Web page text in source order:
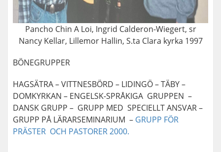
Pancho Chin A Loi, Ingrid Calderon-Wiegert, sr
Nancy Kellar, Lillemor Hallin, S.ta Clara kyrka 1997
BÖNEGRUPPER
HAGSÄTRA – VITTNESBÖRD – LIDINGÖ – TÄBY –
DOMKYRKAN – ENGELSK-SPRÅKIGA GRUPPEN –
DANSK GRUPP – GRUPP MED SPECIELLT ANSVAR –
GRUPP PÅ LÄRARSEMINARIUM – GRUPP FÖR
PRÄSTER OCH PASTORER 2000.